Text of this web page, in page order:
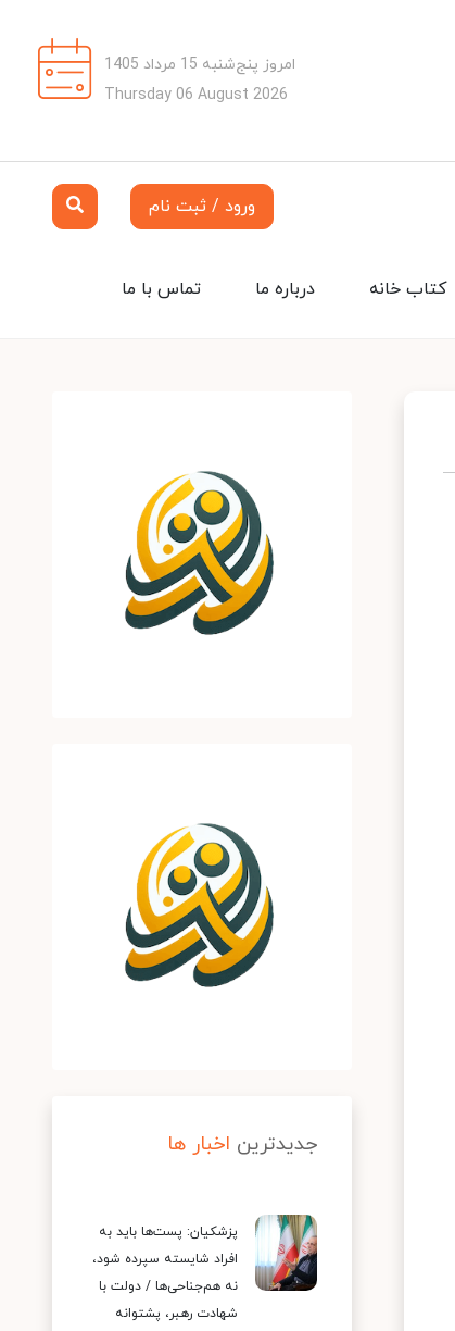
امروز پنج‌شنبه 15 مرداد 1405
Thursday 06 August 2026
ورود / ثبت نام
تماس با ما درباره ما کتاب خانه
جدیدترین اخبار ها
پزشکیان: پست‌ها باید به
افراد شایسته سپرده شود،
نه هم‌جناحی‌ها / دولت با
شهادت رهبر، پشتوانه